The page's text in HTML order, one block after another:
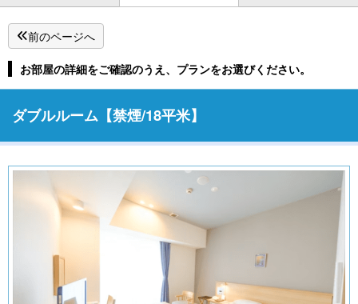
前のページへ
お部屋の詳細をご確認のうえ、プランをお選びください。
ダブルルーム【禁煙/18平米】